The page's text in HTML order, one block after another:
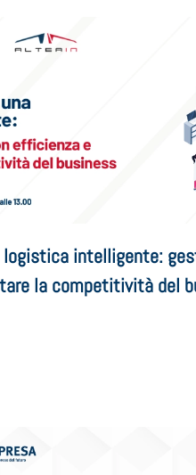
intelligente:
la competitività del